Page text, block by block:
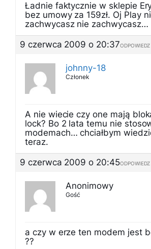
Ładnie faktycznie w sklepie
bez umowy za 159zł. Oj Play
zachwycasz nie zachwycasz…
9 czerwca 2009 o 20:37ODPOWIEDZ
johnny-18
Członek
A nie wiecie czy one mają
lock? Bo 2 lata temu nie
modemach… chciałbym
teraz.
9 czerwca 2009 o 20:45ODPOWIEDZ
Anonimowy
Gość
a czy w erze ten modem jest
??